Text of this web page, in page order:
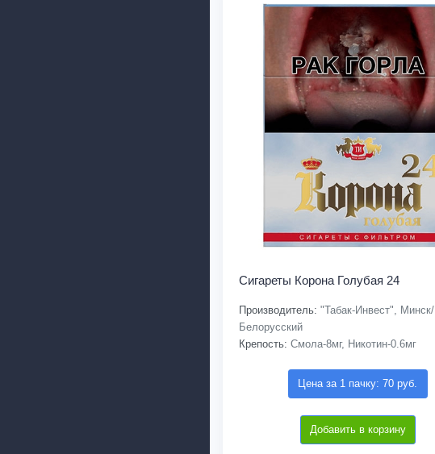
Сигареты Корона Голубая 24
Производитель: "Табак-Инвест", Минск/
Белорусский
Крепость: Смола-8мг, Никотин-0.6мг
Цена за 1 пачку: 70 руб.
Добавить в корзину